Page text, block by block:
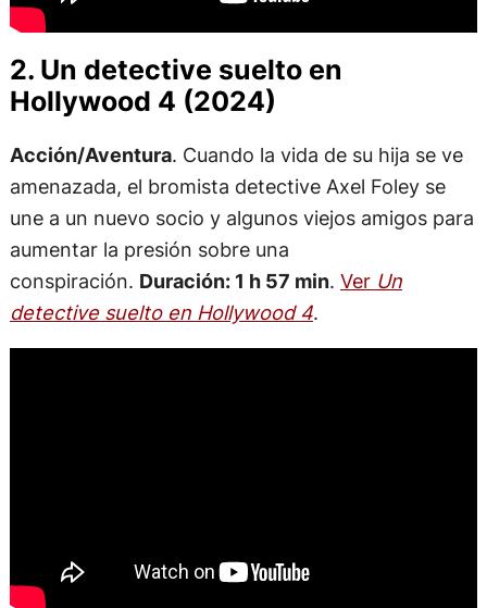
2. Un detective suelto en
Hollywood 4 (2024)
Acción/Aventura. Cuando la vida de su hija se ve
amenazada, el bromista detective Axel Foley se
une a un nuevo socio y algunos viejos amigos para
aumentar la presión sobre una
conspiración. Duración: 1 h 57 min. Ver Un
detective suelto en Hollywood 4.